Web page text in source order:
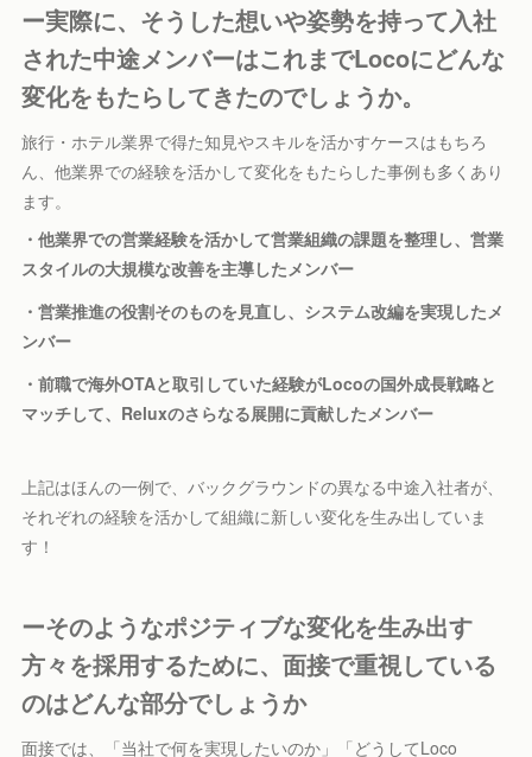
ー実際に、そうした想いや姿勢を持って入社
された中途メンバーはこれまでLocoにどんな
変化をもたらしてきたのでしょうか。
旅行・ホテル業界で得た知見やスキルを活かすケースはもちろ
ん、他業界での経験を活かして変化をもたらした事例も多くあり
ます。
・他業界での営業経験を活かして営業組織の課題を整理し、営業
スタイルの大規模な改善を主導したメンバー
・営業推進の役割そのものを見直し、システム改編を実現したメ
ンバー
・前職で海外OTAと取引していた経験がLocoの国外成長戦略と
マッチして、Reluxのさらなる展開に貢献したメンバー
上記はほんの一例で、バックグラウンドの異なる中途入社者が、
それぞれの経験を活かして組織に新しい変化を生み出していま
す！
ーそのようなポジティブな変化を生み出す
方々を採用するために、面接で重視している
のはどんな部分でしょうか
面接では、「当社で何を実現したいのか」「どうしてLoco